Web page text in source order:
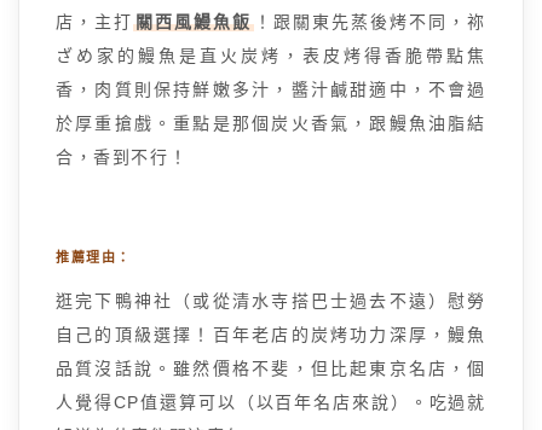
店，主打關西風鰻魚飯 ！跟關東先蒸後烤不同，祢
ざめ家的鰻魚是直火炭烤，表皮烤得香脆帶點焦
香，肉質則保持鮮嫩多汁，醬汁鹹甜適中，不會過
於厚重搶戲。重點是那個炭火香氣，跟鰻魚油脂結
合，香到不行！
推薦理由：
逛完下鴨神社（或從清水寺搭巴士過去不遠）慰勞
自己的頂級選擇！百年老店的炭烤功力深厚，鰻魚
品質沒話說。雖然價格不斐，但比起東京名店，個
人覺得CP值還算可以（以百年名店來說）。吃過就